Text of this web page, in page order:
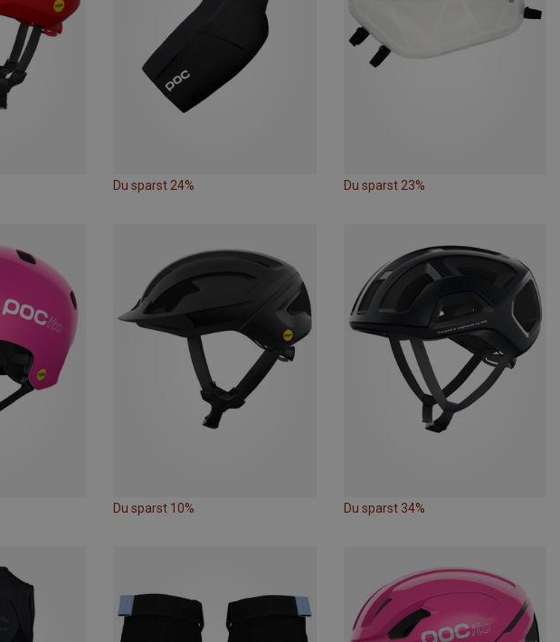
Du sparst 24% Du sparst 23%
Du sparst 10% Du sparst 34%